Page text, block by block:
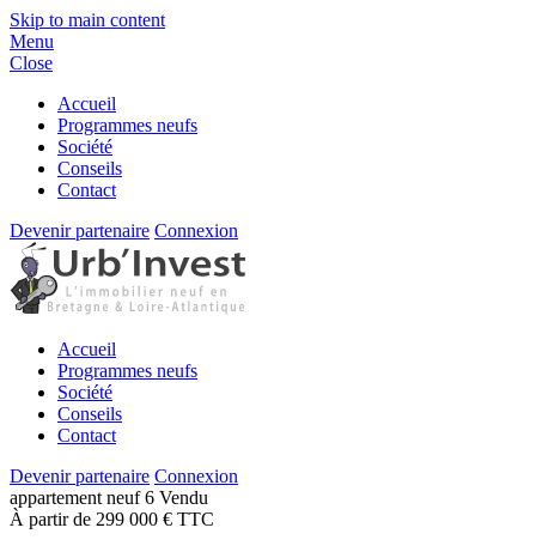
Skip to main content
Menu
Close
Accueil
Programmes neufs
Société
Conseils
Contact
Devenir partenaire Connexion
Accueil
Programmes neufs
Société
Conseils
Contact
Devenir partenaire Connexion
appartement neuf6 Vendu
À partir de 299 000 € TTC